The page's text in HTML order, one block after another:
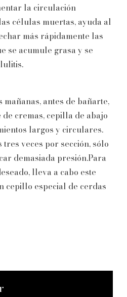
la circulación
células muertas, ayuda al
más rápidamente las
se acumule grasa y se
mañanas, antes de bañarte,
cremas, cepilla de abajo
largos y circulares.
veces por sección, sólo
demasiada presión.Para
lleva a cabo este
cepillo especial de cerdas